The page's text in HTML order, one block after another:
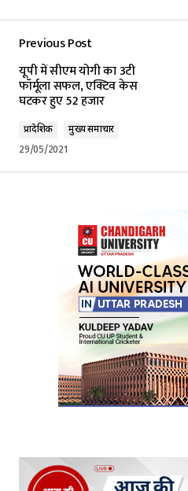
Previous Post
यूपी में सीएम योगी का 3टी
फॉर्मूला सफल, एक्टिव केस
घटकर हुए 52 हजार
प्रादेशिक
मुख्य समाचार
29/05/2021